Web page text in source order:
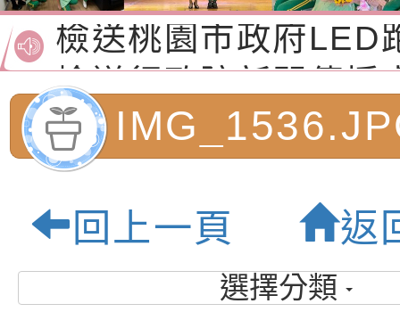
（防空）演習－行動
演練」
節慶祝活動」海報電
交通安全宣導標語播
道安宣導影像素材
檢送桃園市政府LED
字稿及LCD託播影片
檢送行政院新聞傳播
月份公共服務政策溝
訊
檢送本市馬祖新村眷
區《植地有聲》主題
有關本市辦理115年
專注力研習營 「正
緒學習與生命教育(
檢送桃園市政府LED
字稿及LCD託播影片
函轉「2026台東博
海報電子檔及活動介
檢送桃園市政府家庭
市內柵國民小
教育園地
回上一頁 返
選擇分類